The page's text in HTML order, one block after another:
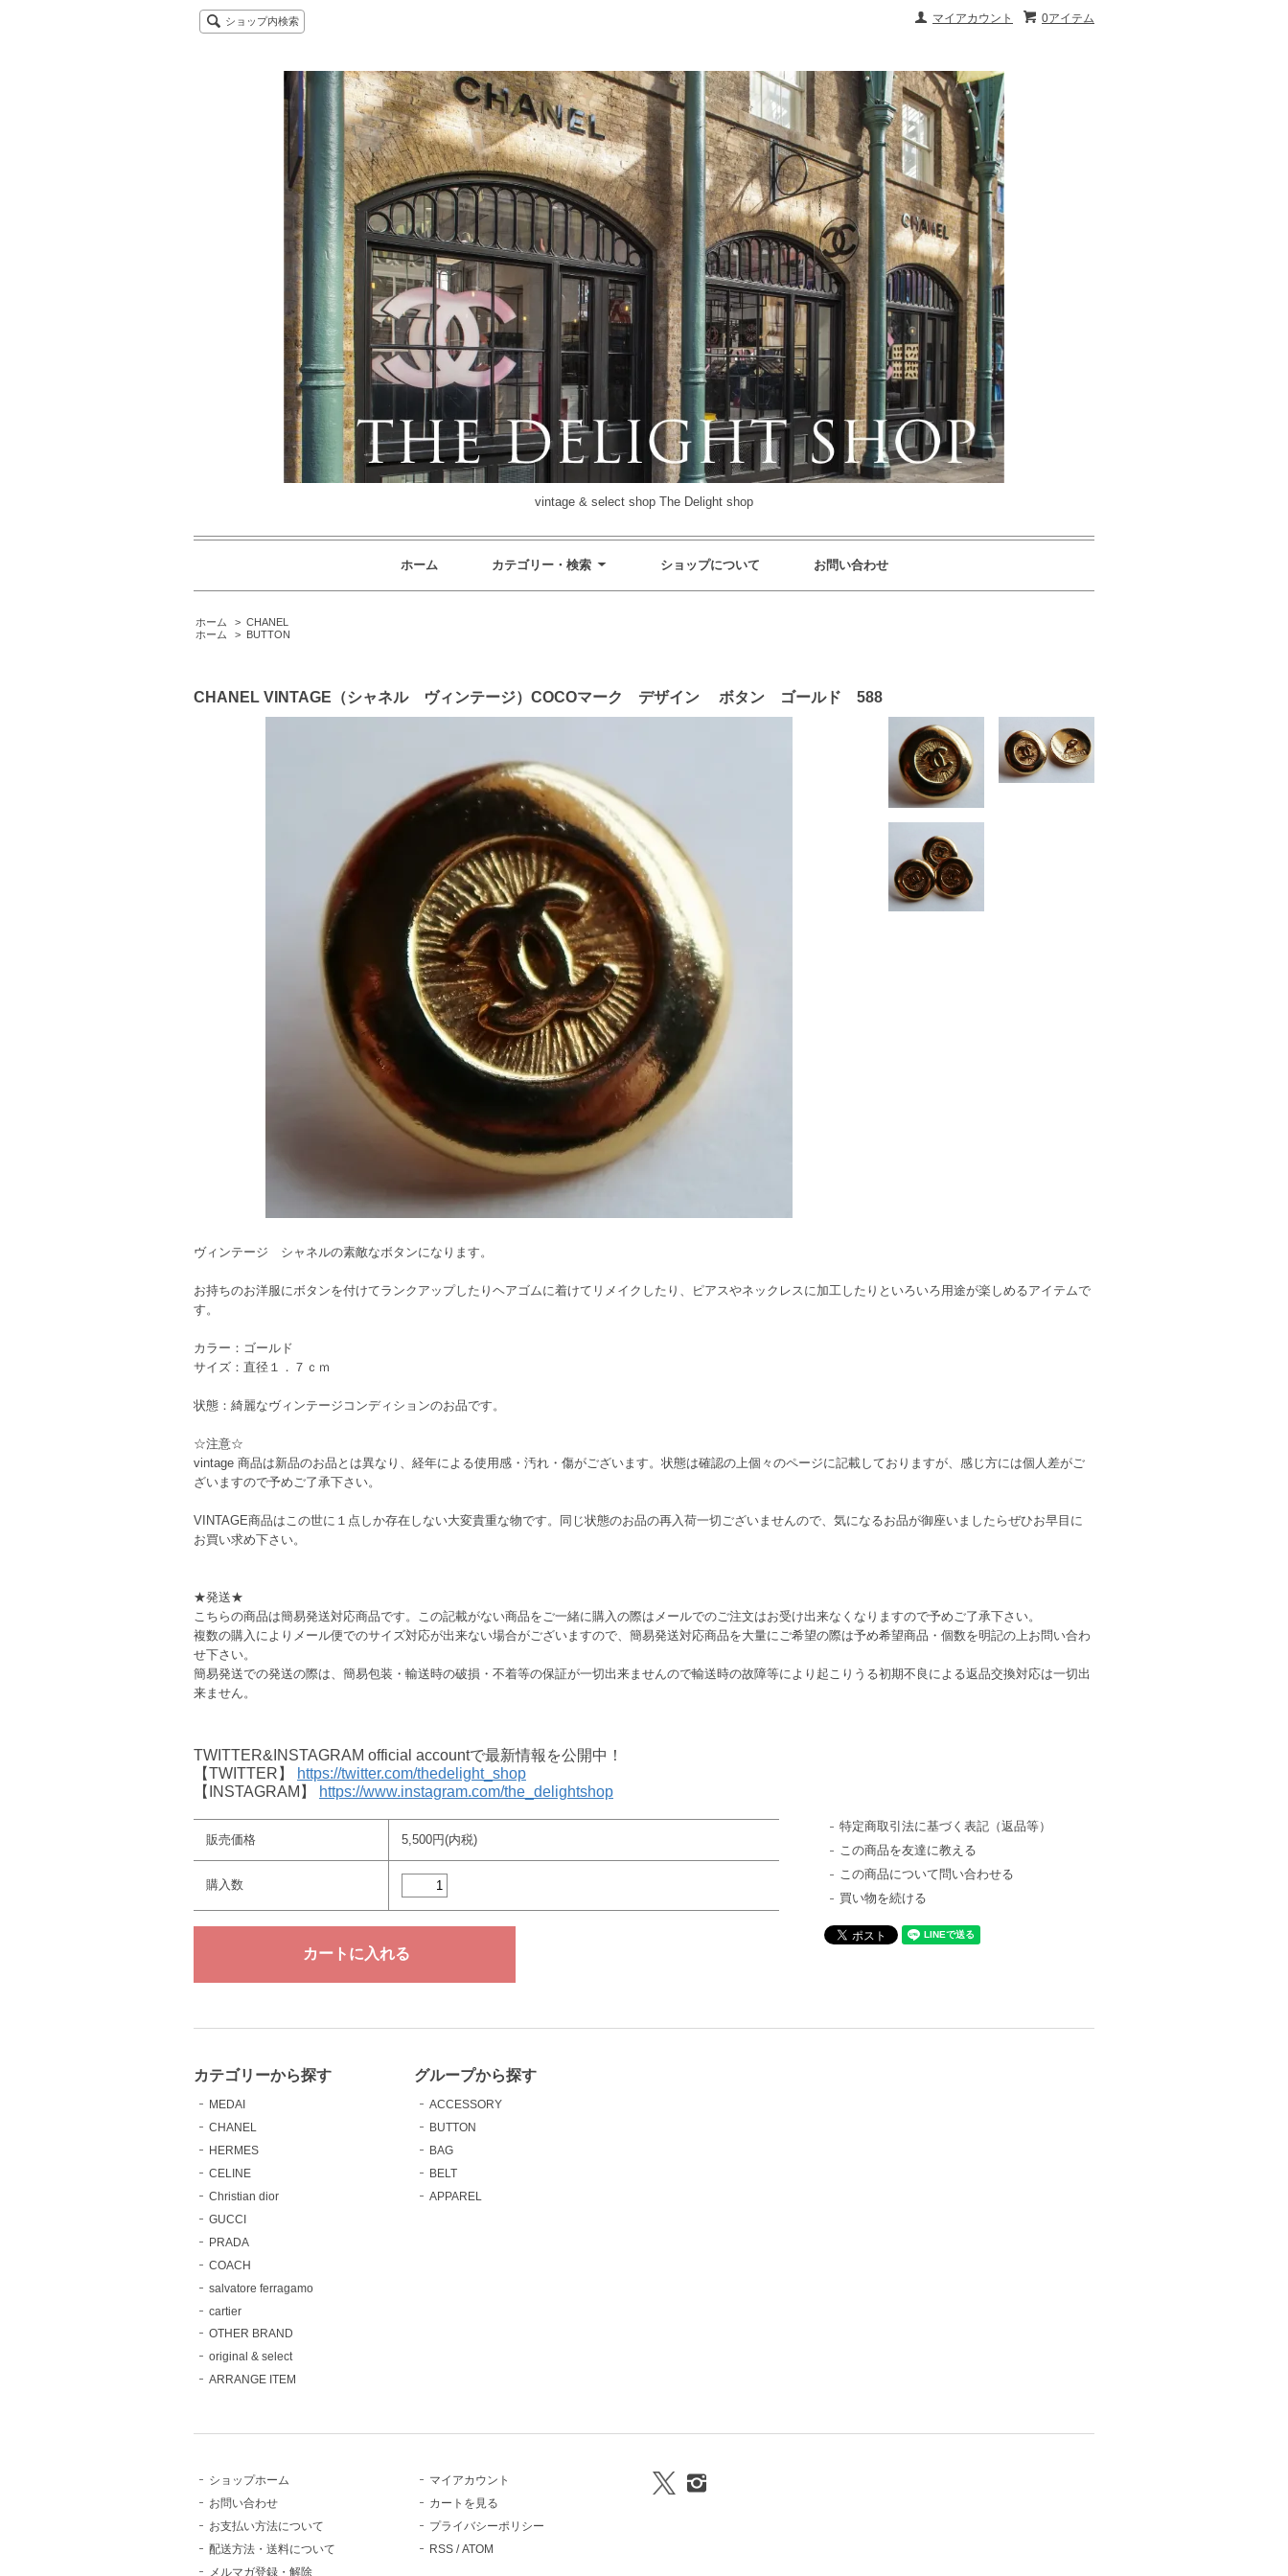
0アイテム
マイアカウント
ショップ内検索
vintage & select shop The Delight shop
ホーム カテゴリー・検索 ショップについて お問い合わせ
ホーム > CHANEL
ホーム
> BUTTON
CHANEL VINTAGE（シャネル ヴィンテージ）COCOマーク デザイン ボタン ゴールド 588
ヴィンテージ シャネルの素敵なボタンになります。
お持ちのお洋服にボタンを付けてランクアップしたりヘアゴムに着けてリメイクしたり、ピアスやネックレスに加工したりといろいろ用途が楽しめるアイテムで
す。
カラー：ゴールド
サイズ：直径１．７ｃｍ
状態：綺麗なヴィンテージコンディションのお品です。
☆注意☆
vintage 商品は新品のお品とは異なり、経年による使用感・汚れ・傷がございます。状態は確認の上個々のページに記載しておりますが、感じ方には個人差がご
ざいますので予めご了承下さい。
VINTAGE商品はこの世に１点しか存在しない大変貴重な物です。同じ状態のお品の再入荷一切ございませんので、気になるお品が御座いましたらぜひお早目に
お買い求め下さい。
★発送★
こちらの商品は簡易発送対応商品です。この記載がない商品をご一緒に購入の際はメールでのご注文はお受け出来なくなりますので予めご了承下さい。
複数の購入によりメール便でのサイズ対応が出来ない場合がございますので、簡易発送対応商品を大量にご希望の際は予め希望商品・個数を明記の上お問い合わ
せ下さい。
簡易発送での発送の際は、簡易包装・輸送時の破損・不着等の保証が一切出来ませんので輸送時の故障等により起こりうる初期不良による返品交換対応は一切出
来ません。
TWITTER&INSTAGRAM official accountで最新情報を公開中！
【TWITTER】
https://twitter.com/thedelight_shop
【INSTAGRAM】
https://www.instagram.com/the_delightshop
販売価格 5,500円(内税)
購入数
特定商取引法に基づく表記（返品等）
この商品を友達に教える
この商品について問い合わせる
買い物を続ける
カテゴリーから探す
MEDAI
CHANEL
HERMES
CELINE
Christian dior
GUCCI
PRADA
COACH
salvatore ferragamo
cartier
OTHER BRAND
original & select
ARRANGE ITEM
グループから探す
ACCESSORY
BUTTON
BAG
BELT
APPAREL
ショップホーム
お問い合わせ
お支払い方法について
配送方法・送料について
メルマガ登録・解除
マイアカウント
カートを見る
プライバシーポリシー
RSS /ATOM